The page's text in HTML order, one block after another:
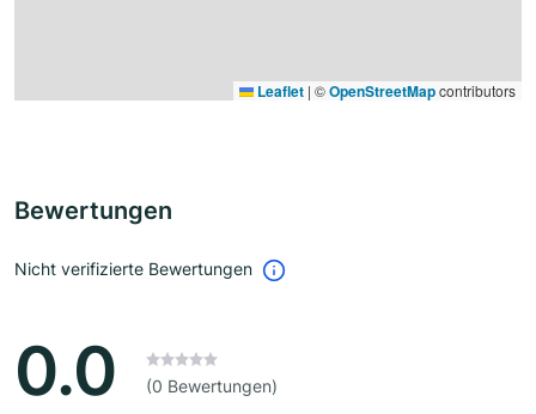
Leaflet | ©OpenStreetMapcontributors
Bewertungen
Nicht verifizierte Bewertungen
0.0 (0 Bewertungen)